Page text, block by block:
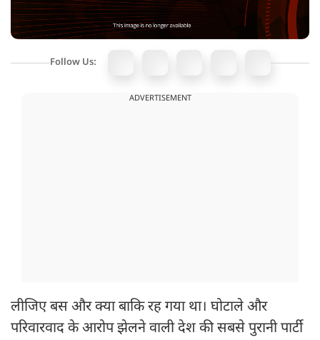
Follow Us:
ADVERTISEMENT
लीजिए बस और क्या बाकि रह गया था। घोटाले और
परिवारवाद के आरोप झेलने वाली देश की सबसे पुरानी पार्टी